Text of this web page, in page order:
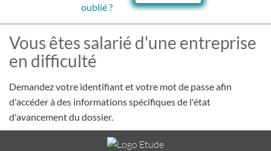
oublié ?
Vous êtes salarié d'une entreprise
en difficulté
Demandez votre identifiant et votre mot de passe afin
d'accéder à des informations spécifiques de l'état
d'avancement du dossier.